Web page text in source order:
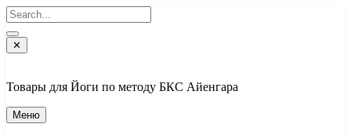
Перейти
к
содержимому
✕
Товары для Йоги по методу БКС Айенгара
Меню